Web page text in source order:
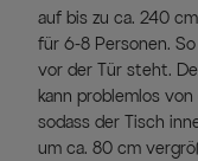
auf bis zu ca. 240
für 6-8 Personen.
vor der Tür steht.
kann problemlos
sodass der Tisch
um ca. 80 cm